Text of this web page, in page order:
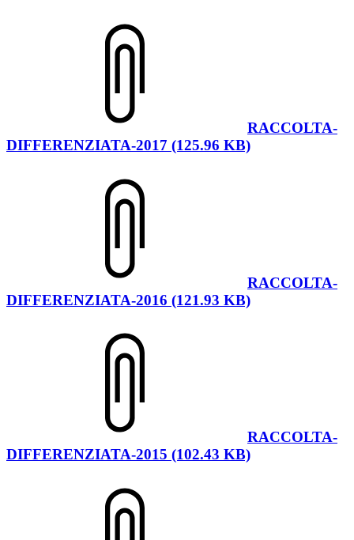
RACCOLTA-
DIFFERENZIATA-2017 (125.96 KB)
RACCOLTA-
DIFFERENZIATA-2016 (121.93 KB)
RACCOLTA-
DIFFERENZIATA-2015 (102.43 KB)